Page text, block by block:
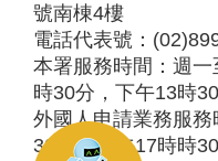
號南棟4樓
電話代表號：
本署服務時間：週
時30分，下午13時
外國人申請業務服
30分至下午17時時